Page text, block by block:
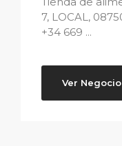
7, LOCAL,
+34 669 ...
Ver Negocio